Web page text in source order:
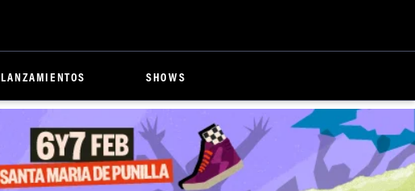
LANZAMIENTOS SHOWS